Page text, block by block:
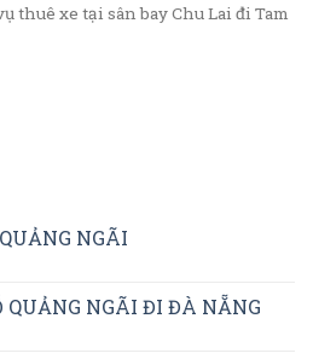
thuê xe tại sân bay Chu Lai đi Tam
NGÃI
QUẢNG NGÃI ĐI ĐÀ NẴNG